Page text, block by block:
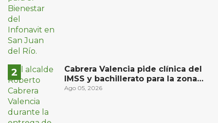
Cabrera Valencia pide clínica del
IMSS y bachillerato para la zona
oriente de San Juan del Río
Ago 05, 2026